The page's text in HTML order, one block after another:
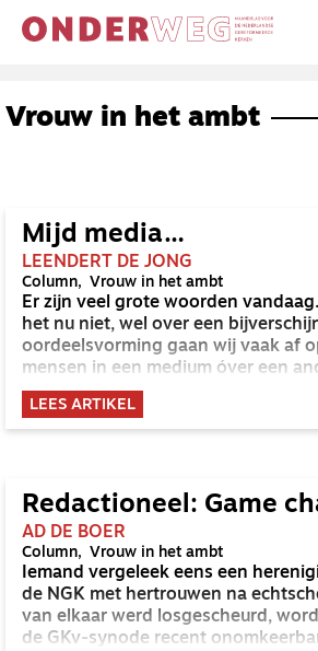
Vrouw in het ambt
Mijd media…
LEENDERT DE JONG
Column Vrouw in het ambt
Er zijn veel grote woorden
het nu niet, wel over een
oordeelsvorming gaan wij vaak af
mensen in een medium óver een
LEES ARTIKEL
Redactioneel: Game
AD DE BOER
Column Vrouw in het ambt
Iemand vergeleek eens een
de NGK met hertrouwen na
van elkaar werd losgescheurd,
de GKv-synode recent